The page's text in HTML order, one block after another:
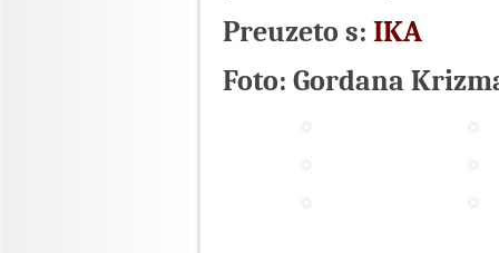
Preuzeto s: IKA
Foto: Gordana